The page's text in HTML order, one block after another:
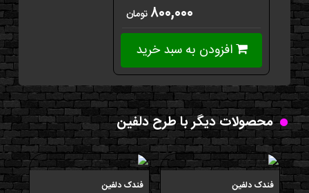
۸۰۰,۰۰۰تومان
افزودن به سبد خرید
محصولات دیگر با طرح دلفین
فندک دلفين فندک دلفين